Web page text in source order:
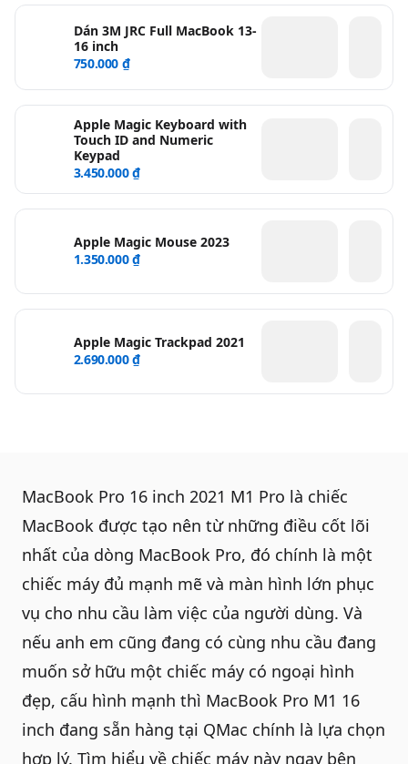
Dán 3M JRC Full MacBook 13-
16 inch
750.000 ₫
Apple Magic Keyboard with
Touch ID and Numeric
Keypad
3.450.000 ₫
Apple Magic Mouse 2023
1.350.000 ₫
Apple Magic Trackpad 2021
2.690.000 ₫
MacBook Pro 16 inch 2021 M1 Pro là chiếc
MacBook được tạo nên từ những điều cốt lõi
nhất của dòng MacBook Pro, đó chính là một
chiếc máy đủ mạnh mẽ và màn hình lớn phục
vụ cho nhu cầu làm việc của người dùng. Và
nếu anh em cũng đang có cùng nhu cầu đang
muốn sở hữu một chiếc máy có ngoại hình
đẹp, cấu hình mạnh thì MacBook Pro M1 16
inch đang sẵn hàng tại QMac chính là lựa chọn
hợp lý. Tìm hiểu về chiếc máy này ngay bên